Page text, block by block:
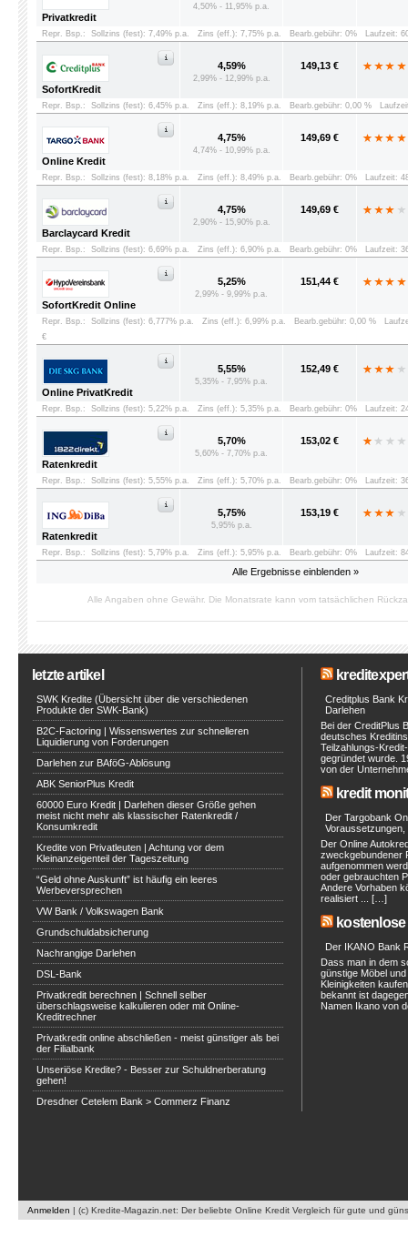
Alle Ergebnisse einblenden »
Privatkredit
4,50% - 11,95% p.a.
Repr. Bsp.: Sollzins (fest): 7,49% p.a. Zins (eff.): 7,75% p.a. Bearb.gebühr: 0% Laufzeit:
SofortKredit
4,59%
2,99% - 12,99% p.a.
149,13 €
Repr. Bsp.: Sollzins (fest): 6,45% p.a. Zins (eff.): 8,19% p.a. Bearb.gebühr: 0,00 %
Online Kredit
4,75%
4,74% - 10,99% p.a.
149,69 €
Repr. Bsp.: Sollzins (fest): 8,18% p.a. Zins (eff.): 8,49% p.a. Bearb.gebühr: 0% Laufzeit:
Barclaycard Kredit
4,75%
2,90% - 15,90% p.a.
149,69 €
Repr. Bsp.: Sollzins (fest): 6,69% p.a. Zins (eff.): 6,90% p.a. Bearb.gebühr: 0% Laufzeit:
SofortKredit Online
5,25%
2,99% - 9,99% p.a.
151,44 €
Repr. Bsp.: Sollzins (fest): 6,777% p.a. Zins (eff.): 6,99% p.a. Bearb.gebühr: 0,00 %
€
Online PrivatKredit
5,55%
5,35% - 7,95% p.a.
152,49 €
Repr. Bsp.: Sollzins (fest): 5,22% p.a. Zins (eff.): 5,35% p.a. Bearb.gebühr: 0% Laufzeit:
Ratenkredit
5,70%
5,60% - 7,70% p.a.
153,02 €
Repr. Bsp.: Sollzins (fest): 5,55% p.a. Zins (eff.): 5,70% p.a. Bearb.gebühr: 0% Laufzeit:
Ratenkredit
5,75%
5,95% p.a.
153,19 €
Repr. Bsp.: Sollzins (fest): 5,79% p.a. Zins (eff.): 5,95% p.a. Bearb.gebühr: 0% Laufzeit:
Alle Angaben ohne Gewähr. Die Monatsrate kann vom tatsächlichen
letzte artikel
SWK Kredite (Übersicht über die verschiedenen
Produkte der SWK-Bank)
B2C-Factoring | Wissenswertes zur schnelleren
Liquidierung von Forderungen
Darlehen zur BAföG-Ablösung
ABK SeniorPlus Kredit
60000 Euro Kredit | Darlehen dieser Größe gehen
meist nicht mehr als klassischer Ratenkredit /
Konsumkredit
Kredite von Privatleuten | Achtung vor dem
Kleinanzeigenteil der Tageszeitung
“Geld ohne Auskunft” ist häufig ein leeres
Werbeversprechen
VW Bank / Volkswagen Bank
Grundschuldabsicherung
Nachrangige Darlehen
DSL-Bank
Privatkredit berechnen | Schnell selber
überschlagsweise kalkulieren oder mit Online-
Kreditrechner
Privatkredit online abschließen - meist günstiger als bei
der Filialbank
Unseriöse Kredite? - Besser zur Schuldnerberatung
gehen!
Dresdner Cetelem Bank > Commerz Finanz
Creditplus Bank
Darlehen
Bei der CreditPlus
deutsches
Teilzahlungs-
gegründet wurde.
von der
kredit
Der Targobank
Voraussetzungen,
Der Online
zweckgebundener
aufgenommen
oder gebrauchten
Andere Vorhaben
realisiert ... […]
Der IKANO Bank
Dass man in dem
günstige Möbel
Kleinigkeiten
bekannt ist
Namen Ikano von
Anmelden | (c) Kredite-Magazin.net: Der beliebte Online Kredit Vergleich für gute und